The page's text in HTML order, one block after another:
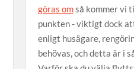
göras omså kommer vi
punkten - viktigt dock
enligt husägare,
behövas, och detta är i